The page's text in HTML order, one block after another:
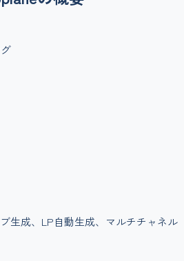
生成、LP自動生成、マルチチャネル